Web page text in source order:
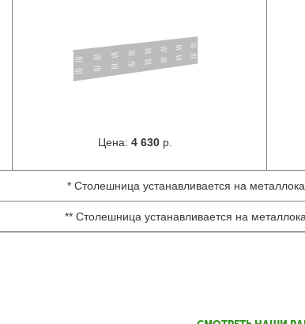
Цена: 4 630р.
* Столешница устанавливается на
** Столешница устанавливается на